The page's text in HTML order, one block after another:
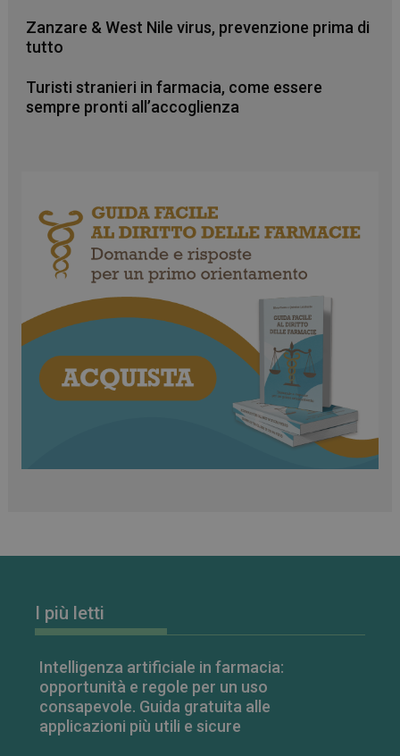
Zanzare & West Nile virus, prevenzione prima di
tutto
Turisti stranieri in farmacia, come essere
sempre pronti all’accoglienza
I più letti
Intelligenza artificiale in farmacia:
opportunità e regole per un uso
consapevole. Guida gratuita alle
applicazioni più utili e sicure
CookieScriptConsent
CookieScript
5 mesi 3
VISITOR_PRIVACY_METADATA
YouTube
.youtube.com
NOME
FORNITORE/
DOMINIO
YSC
Google LLC
.youtube.com
NOME
FORNITORE/
SCADENZA DESCRIZIONE
__Secure-
ROLLOUT_TOKEN
.youtube.com
5 mesi 4
settimane
__Secure-YNID
.youtube.com
5 mesi 4